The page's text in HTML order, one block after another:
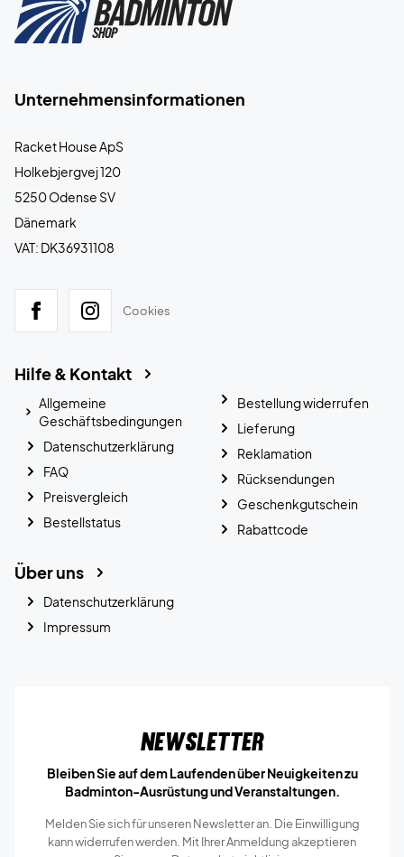
Unternehmensinformationen
Racket House ApS
Holkebjergvej 120
5250 Odense SV
Dänemark
VAT: DK36931108
Cookies
Hilfe & Kontakt
Allgemeine
Geschäftsbedingungen
Datenschutzerklärung
FAQ
Preisvergleich
Bestellstatus
Bestellung widerrufen
Lieferung
Reklamation
Rücksendungen
Geschenkgutschein
Rabattcode
Über uns
Datenschutzerklärung
Impressum
Newsletter
Bleiben Sie auf dem Laufenden über Neuigkeiten zu
Badminton-Ausrüstung und Veranstaltungen.
Melden Sie sich für unseren Newsletter an. Die Einwilligung
kann widerrufen werden. Mit Ihrer Anmeldung akzeptieren